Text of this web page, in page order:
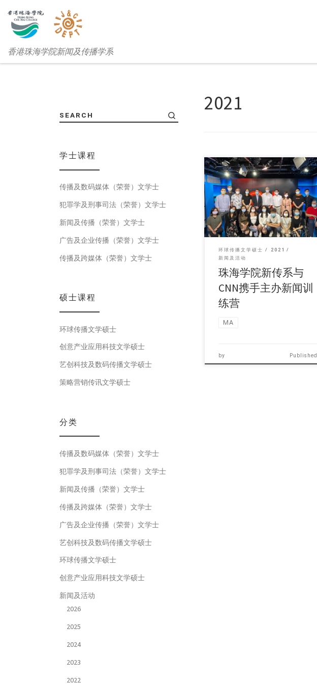
香港珠海学院新闻及传播学系
2021
美国有线电视新闻网C […]
环球传播文学硕士
2021
新闻及活动
珠海学院新传系与
CNN携手主办新闻训
练营
MA
by Published
SEARCH
学士课程
传播及数码媒体（荣誉）文学士
犯罪学及刑事司法（荣誉）文学士
新闻及传播（荣誉）文学士
广告及企业传播（荣誉）文学士
传播及跨媒体（荣誉）文学士
硕士课程
环球传播文学硕士
创意产业应用科技文学硕士
艺创科技及数码传播文学硕士
策略营销传讯文学硕士
分类
传播及数码媒体（荣誉）文学士
犯罪学及刑事司法（荣誉）文学士
新闻及传播（荣誉）文学士
传播及跨媒体（荣誉）文学士
广告及企业传播（荣誉）文学士
艺创科技及数码传播文学硕士
环球传播文学硕士
创意产业应用科技文学硕士
新闻及活动
2026
2025
2024
2023
2022